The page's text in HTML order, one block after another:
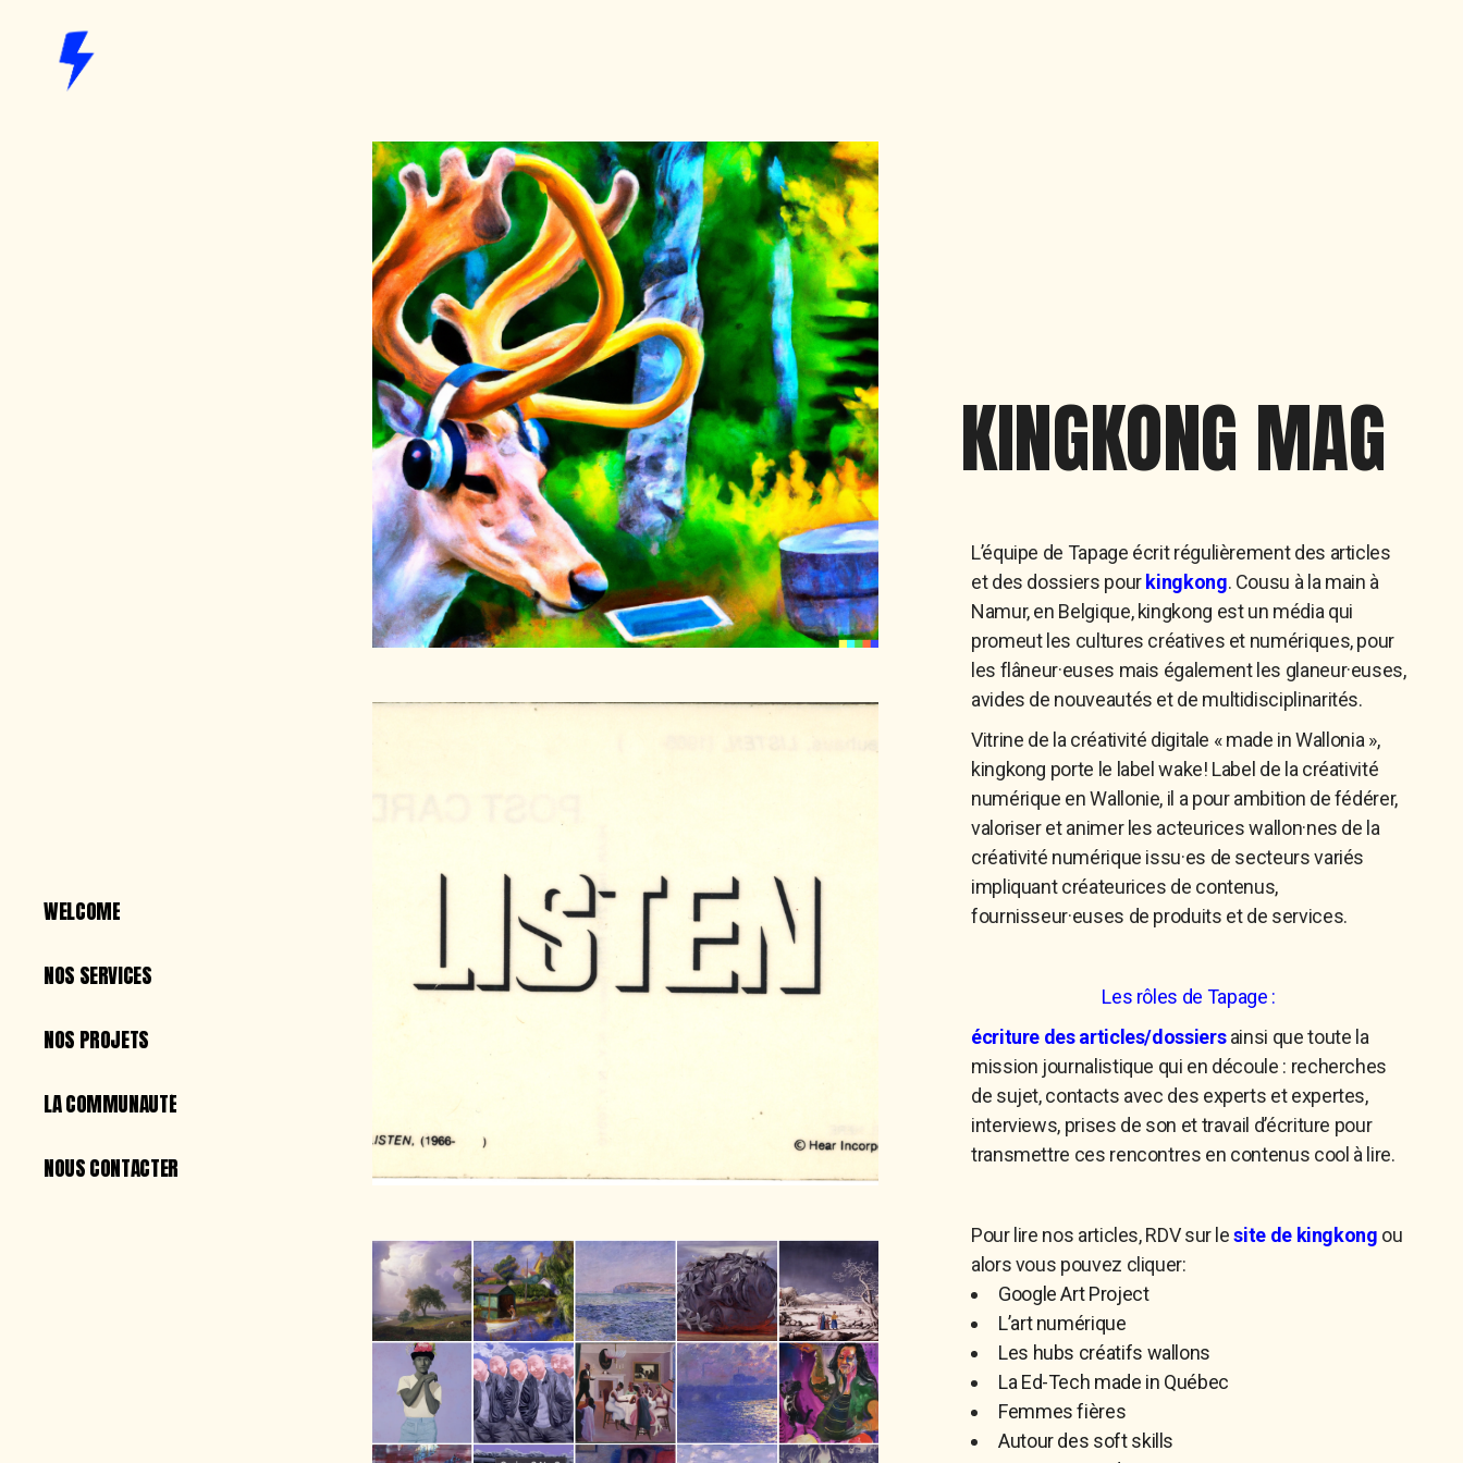
WELCOME
NOS SERVICES
NOS PROJETS
LA COMMUNAUTÉ
NOUS CONTACTER
KINGKONG MAG
L’équipe de Tapage écrit régulièrement des articles
et des dossiers pour kingkong. Cousu à la main à
Namur, en Belgique, kingkong est un média qui
promeut les cultures créatives et numériques, pour
les flâneur·euses mais également les glaneur·euses,
avides de nouveautés et de multidisciplinarités.
Vitrine de la créativité digitale « made in Wallonia »,
kingkong porte le label wake! Label de la créativité
numérique en Wallonie, il a pour ambition de fédérer,
valoriser et animer les acteurices wallon·nes de la
créativité numérique issu·es de secteurs variés
impliquant créateurices de contenus,
fournisseur·euses de produits et de services.
Les rôles de Tapage :
écriture des articles/dossiersainsi que toute la
mission journalistique qui en découle : recherches
de sujet, contacts avec des experts et expertes,
interviews, prises de son et travail d’écriture pour
transmettre ces rencontres en contenus cool à lire.
Pour lire nos articles, RDV sur lesite de kingkong ou
alors vous pouvez cliquer:
Google Art Project
L’art numérique
Les hubs créatifs wallons
La Ed-Tech made in Québec
Femmes fières
Autour des soft skills